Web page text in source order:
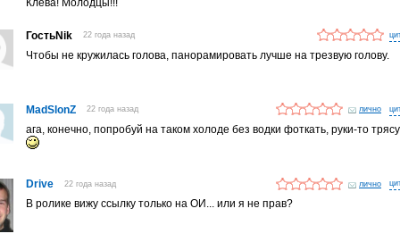
Клева! Молодцы!!!
ГостьNik 22 года назад
Чтобы не кружилась голова, панорамировать лучше на трезвую голову.
MadSlonZ 22 года назад лично
ага, конечно, попробуй на таком холоде без водки фоткать, руки-то
Drive 22 года назад лично
В ролике вижу ссылку только на ОИ... или я не прав?